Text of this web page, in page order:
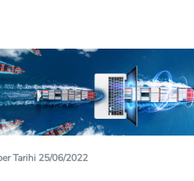
Tarihi 25/06/2022